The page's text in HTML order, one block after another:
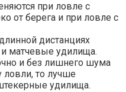
при ловле с
от берега и при ловле с
дистанциях
матчевые удилища.
и без лишнего шума
ловли, то лучше
удилища.